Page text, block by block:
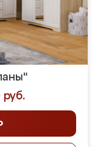
руб.